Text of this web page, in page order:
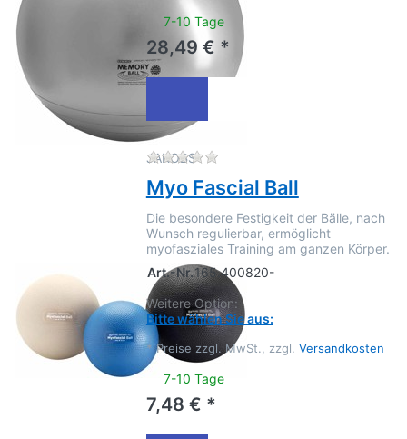
7-10 Tage
28,49 € *
JAKOBS Zu diesem Produkt liegen
Myo Fascial Ball
Die besondere Festigkeit der Bälle, nach
Wunsch regulierbar, ermöglicht
myofasziales Training am ganzen Körper.
Art.-Nr.165.400820-
Weitere Option:
Bitte wählen Sie aus:
* Preise zzgl. MwSt., zzgl. Versandkosten
7-10 Tage
7,48 € *